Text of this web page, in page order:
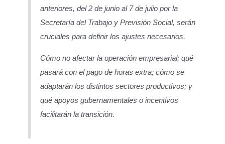
anteriores, del 2 de junio al 7 de julio por la
Secretaría del Trabajo y Previsión Social, serán
cruciales para definir los ajustes necesarios.
Cómo no afectar la operación empresarial; qué
pasará con el pago de horas extra; cómo se
adaptarán los distintos sectores productivos; y
qué apoyos gubernamentales o incentivos
facilitarán la transición.